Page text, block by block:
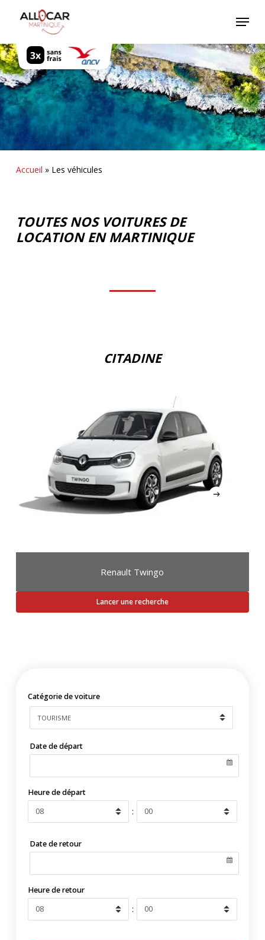
content
Menu
Accueil » Les véhicules
TOUTES NOS VOITURES DE
LOCATION EN MARTINIQUE
CITADINE
Renault Twingo
Lancer une recherche
Catégorie de voiture
Date de départ
Heure de départ
:
Date de retour
Heure de retour
: